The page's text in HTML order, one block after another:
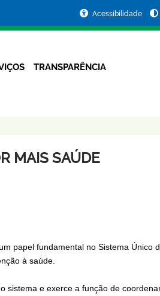
Acessibilidade
TRANSPARÊNCIA
MAIS SAÚDE
papel fundamental no Sistema Único
à saúde.
sistema e exerce a função de